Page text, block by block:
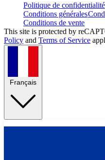
Politique de confidentialité
Conditions générales
Conditions de vente
This site is protected by
Policy and Terms of Service
Français